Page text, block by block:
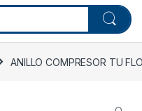
ANILLO COMPRESOR TU